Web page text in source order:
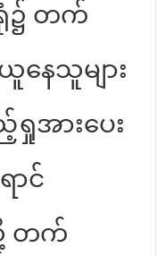
ရုံ၌ တက်
ေသူများ
ရှုအားပေး
ာင်
တက်